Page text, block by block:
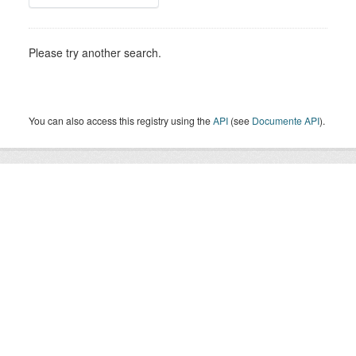
Please try another search.
You can also access this registry using theAPI (see Documente API).